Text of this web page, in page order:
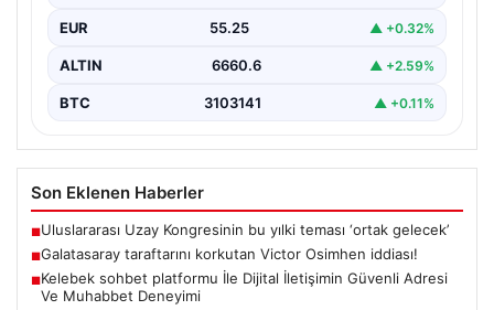
EUR 55.25 ▲ +0.32%
ALTIN 6660.6 ▲ +2.59%
BTC 3103141 ▲ +0.11%
Son Eklenen Haberler
■Uluslararası Uzay Kongresinin bu yılki teması ‘ortak gelecek’
■Galatasaray taraftarını korkutan Victor Osimhen iddiası!
■Kelebek sohbet platformu İle Dijital İletişimin Güvenli Adresi
Ve Muhabbet Deneyimi